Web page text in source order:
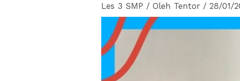
Les 3 SMP / Oleh Tentor /28/01/